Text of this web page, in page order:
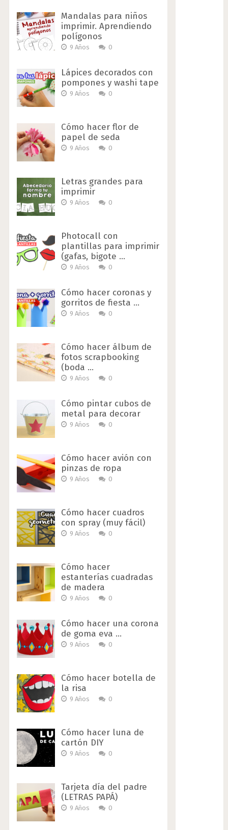
Mandalas para niños
imprimir. Aprendiendo
polígonos
9 Años 0
Lápices decorados con
pompones y washi tape
9 Años 0
Cómo hacer flor de
papel de seda
9 Años 0
Letras grandes para
imprimir
9 Años 0
Photocall con
plantillas para imprimir
(gafas, bigote …
9 Años 0
Cómo hacer coronas y
gorritos de fiesta …
9 Años 0
Cómo hacer álbum de
fotos scrapbooking
(boda …
9 Años 0
Cómo pintar cubos de
metal para decorar
9 Años 0
Cómo hacer avión con
pinzas de ropa
9 Años 0
Cómo hacer cuadros
con spray (muy fácil)
9 Años 0
Cómo hacer
estanterías cuadradas
de madera
9 Años 0
Cómo hacer una corona
de goma eva …
9 Años 0
Cómo hacer botella de
la risa
9 Años 0
Cómo hacer luna de
cartón DIY
9 Años 0
Tarjeta día del padre
(LETRAS PAPÁ)
9 Años 0